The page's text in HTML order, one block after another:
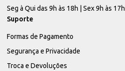
Seg à Qui das 9h às 18h | Sex 9h às 17h
Suporte
Formas de Pagamento
Segurança e Privacidade
Troca e Devoluções